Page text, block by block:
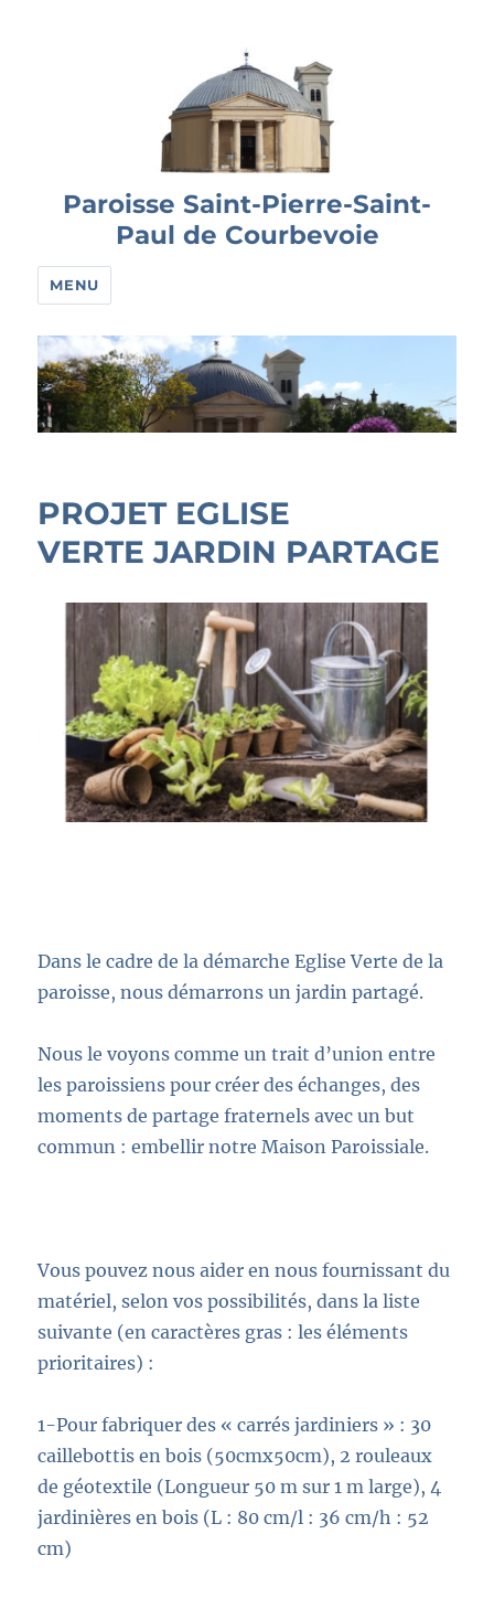
Paroisse Saint-Pierre-Saint-
Paul de Courbevoie
MENU
PROJET EGLISE
VERTE JARDIN PARTAGE
Dans le cadre de la démarche Eglise Verte de la
paroisse,nous démarrons un jardin partagé.
Nous le voyons comme un trait d’union entre
les paroissiens pourcréer des échanges, des
moments de partage fraternels avec un but
commun :embellir notre Maison Paroissiale.
Vous pouvez nous aider en nous fournissant du
matériel,selon vos possibilités, dans la liste
suivante (en caractères gras : les éléments
prioritaires) :
1-Pour fabriquer des « carrés jardiniers » : 30
caillebottis en bois (50cmx50cm), 2 rouleaux
de géotextile (Longueur 50 m sur 1 m large), 4
jardinières en bois (L : 80 cm/l : 36 cm/h : 52
cm)